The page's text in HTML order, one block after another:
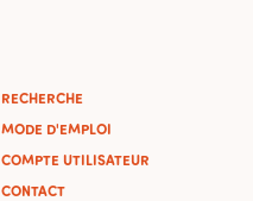
RECHERCHE
MODE D'EMPLOI
COMPTE UTILISATEUR
CONTACT